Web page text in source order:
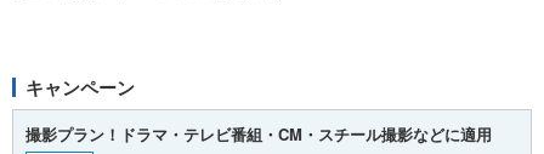
キャンペーン
撮影プラン！ドラマ・テレビ番組・CM・スチール撮影などに適用